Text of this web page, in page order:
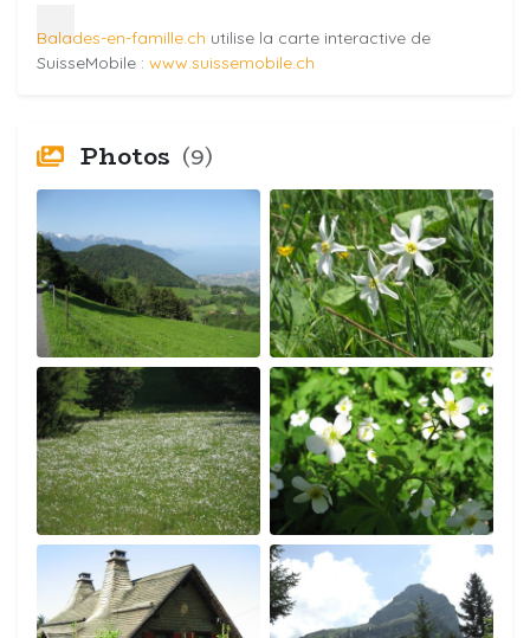
Balades-en-famille.ch utilise la carte interactive de
SuisseMobile : www.suissemobile.ch
Photos (9)